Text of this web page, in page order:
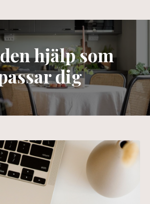
hjälp som
dig